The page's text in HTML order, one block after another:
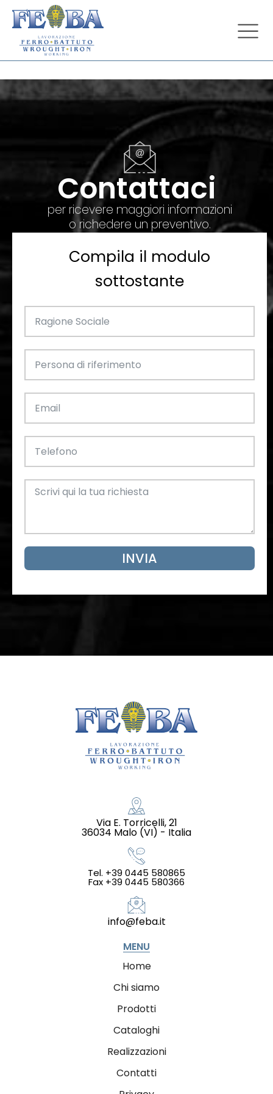
Contattaci
per ricevere maggiori informazioni
o richedere un preventivo.
Compila il modulo
sottostante
INVIA
Via E. Torricelli, 21
36034 Malo (VI) - Italia
Tel. +39 0445 580865
Fax +39 0445 580366
info@feba.it
MENU
Home
Chi siamo
Prodotti
Cataloghi
Realizzazioni
Contatti